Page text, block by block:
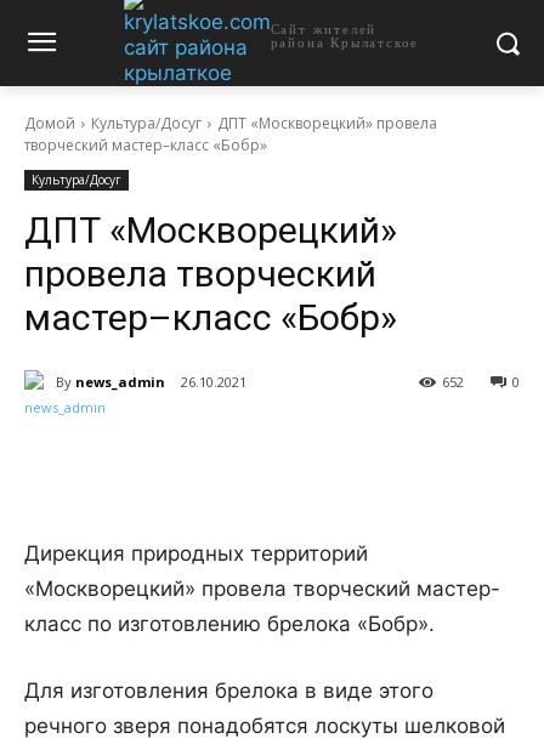
Сайт жителей
района Крылатское
Домой Культура/Досуг
ДПТ «Москворецкий» провела
творческий мастер–класс «Бобр»
Культура/Досуг
ДПТ «Москворецкий»
провела творческий
мастер–класс «Бобр»
By news_admin 26.10.2021 0
652
Дирекция природных территорий
«Москворецкий» провела творческий мастер-
класс по изготовлению брелока «Бобр».
Для изготовления брелока в виде этого
речного зверя понадобятся лоскуты шелковой